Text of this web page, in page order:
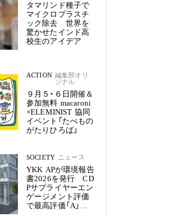
タマリンド種子で
マイクロプラスチ
ック除去 世界を
驚かせたインド高
校生のアイデア
ACTION 編集部オリ
ジナル
９月５・６日開催＆
参加無料 macaroni
×ELEMINIST 協同
イベント「たべもの
がたりひろば」
SOCIETY ニュース
YKK APが環境報告
書2026を発行 CD
Pサプライヤーエン
ゲージメント評価
で最高評価「A」を